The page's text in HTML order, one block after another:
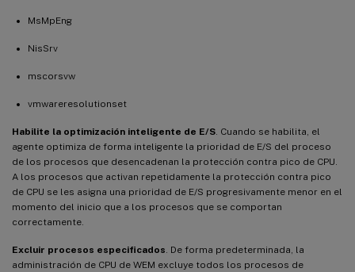
MsMpEng
NisSrv
mscorsvw
vmwareresolutionset
Habilite la optimización inteligente de E/S . Cuando se habilita, el
agente optimiza de forma inteligente la prioridad de E/S del proceso
de los procesos que desencadenan la protección contra pico de CPU.
A los procesos que activan repetidamente la protección contra pico
de CPU se les asigna una prioridad de E/S progresivamente menor en el
momento del inicio que a los procesos que se comportan
correctamente.
Excluir procesos especificados . De forma predeterminada, la
administración de CPU de WEM excluye todos los procesos de